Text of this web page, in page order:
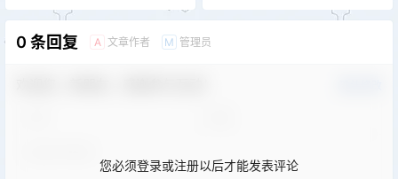
0 条回复 A 文章作者 M 管理员
您必须登录或注册以后才能发表评论